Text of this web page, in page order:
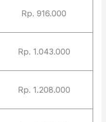
Rp. 916.000
Rp. 1.043.000
Rp. 1.208.000